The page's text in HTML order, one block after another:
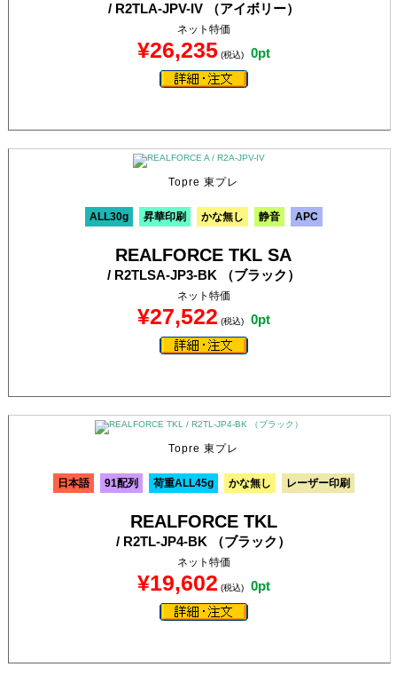
/ R2TLA-JPV-IV （アイボリー）
ネット特価
¥26,235 (税込) 0pt
Topre 東プレ
ALL30g 昇華印刷 かな無し 静音 APC
REALFORCE TKL SA
/ R2TLSA-JP3-BK （ブラック）
ネット特価
¥27,522 (税込) 0pt
Topre 東プレ
日本語 91配列 荷重ALL45g かな無し レーザー印刷
REALFORCE TKL
/ R2TL-JP4-BK （ブラック）
ネット特価
¥19,602 (税込) 0pt